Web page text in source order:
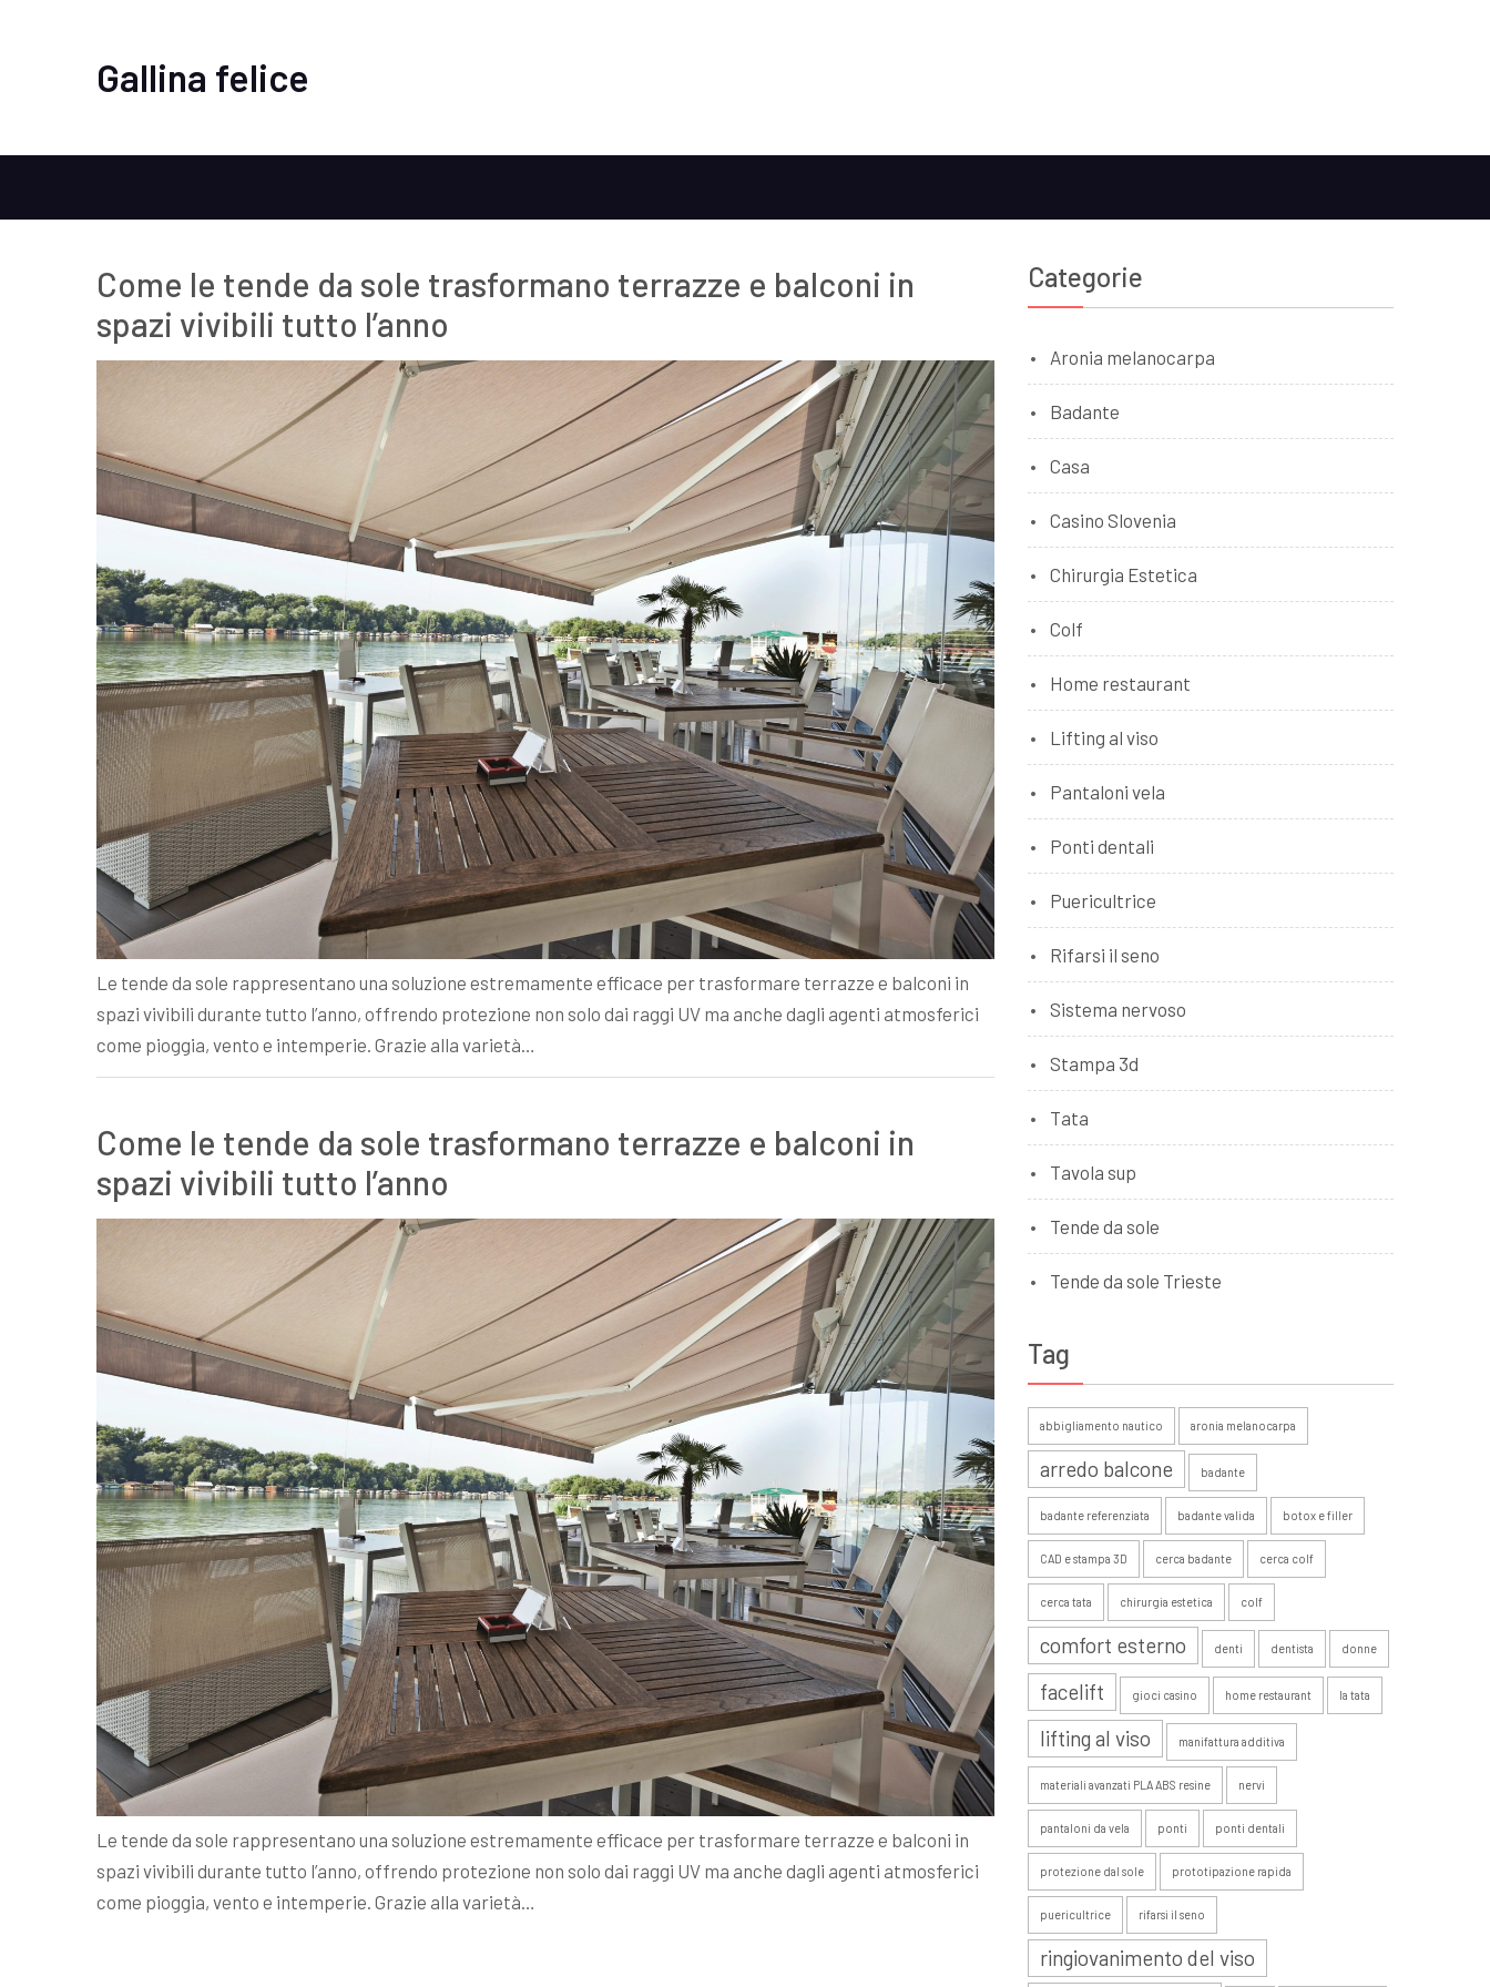
Gallina felice
Come le tende da sole trasformano terrazze e balconi in
spazi vivibili tutto l’anno
Le tende da sole rappresentano una soluzione estremamente efficace per trasformare terrazze e balconi in
spazi vivibili durante tutto l’anno, offrendo protezione non solo dai raggi UV ma anche dagli agenti atmosferici
come pioggia, vento e intemperie. Grazie alla varietà…
Come le tende da sole trasformano terrazze e balconi in
spazi vivibili tutto l’anno
Le tende da sole rappresentano una soluzione estremamente efficace per trasformare terrazze e balconi in
spazi vivibili durante tutto l’anno, offrendo protezione non solo dai raggi UV ma anche dagli agenti atmosferici
come pioggia, vento e intemperie. Grazie alla varietà…
Categorie
Aronia melanocarpa
Badante
Casa
Casino Slovenia
Chirurgia Estetica
Colf
Home restaurant
Lifting al viso
Pantaloni vela
Ponti dentali
Puericultrice
Rifarsi il seno
Sistema nervoso
Stampa 3d
Tata
Tavola sup
Tende da sole
Tende da sole Trieste
Tag
abbigliamento nautico aronia melanocarpa
arredo balcone badante
badante referenziata badante valida botox e filler
CAD e stampa 3D cerca badante cerca colf
cerca tata chirurgia estetica colf
comfort esterno denti dentista donne
facelift gioci casino home restaurant la tata
lifting al viso manifattura additiva
materiali avanzati PLA ABS resine nervi
pantaloni da vela ponti ponti dentali
protezione dal sole prototipazione rapida
puericultrice rifarsi il seno
ringiovanimento del viso